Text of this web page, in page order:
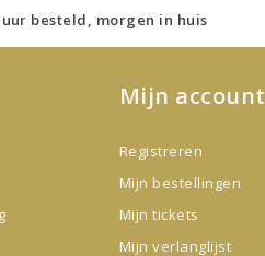
besteld, morgen in huis
Mijn account
Registreren
Mijn bestellingen
Mijn tickets
Mijn verlanglijst